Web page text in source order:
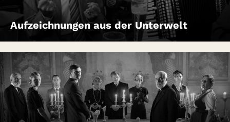
Aufzeichnungen aus der Unterwelt